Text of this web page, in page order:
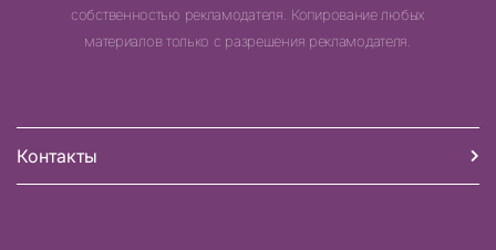
собственностью рекламодателя. Копирование любых
материалов только с разрешения рекламодателя.
Контакты